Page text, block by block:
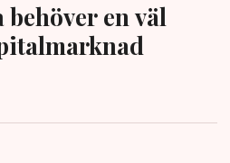
en väl